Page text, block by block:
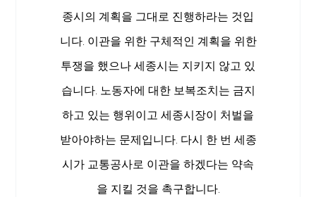
종시의 계획을 그대로 진행하라는 것입
니다. 이관을 위한 구체적인 계획을 위한
투쟁을 했으나 세종시는 지키지 않고 있
습니다. 노동자에 대한 보복조치는 금지
하고 있는 행위이고 세종시장이 처벌을
받아야하는 문제입니다. 다시 한 번 세종
시가 교통공사로 이관을 하겠다는 약속
을 지킬 것을 촉구합니다.